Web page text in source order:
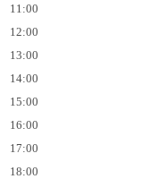
11:00
12:00
13:00
14:00
15:00
16:00
17:00
18:00